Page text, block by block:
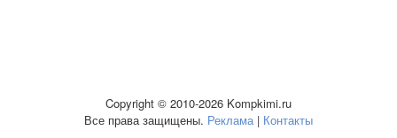
Copyright © 2010-2026 Kompkimi.ru
Все права защищены. Реклама| Контакты